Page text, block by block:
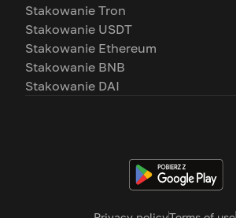
Stakowanie Tron
Stakowanie USDT
Stakowanie Ethereum
Stakowanie BNB
Stakowanie DAI